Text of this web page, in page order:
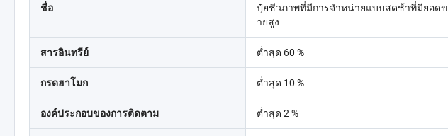
ชื่อ
ปุ๋ยชีวภาพที่มีการจำหน่ายแบบสดช้าที่มียอดข
ายสูง
สารอินทรีย์ ต่ำสุด 60 %
กรดฮาโมก ต่ำสุด 10 %
องค์ประกอบของการติดตาม ต่ำสุด 2 %